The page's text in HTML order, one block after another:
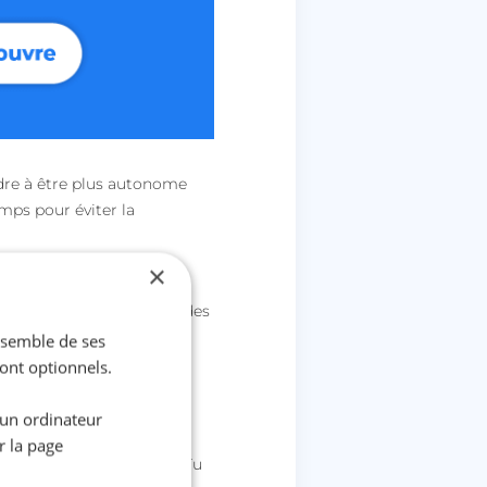
à être plus autonome
pour éviter la
, fais des
alliés pour réviser
prends les notes des
. Tu
×
de ses
optionnels.
ordinateur
la page